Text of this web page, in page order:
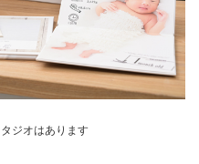
ジオはあります